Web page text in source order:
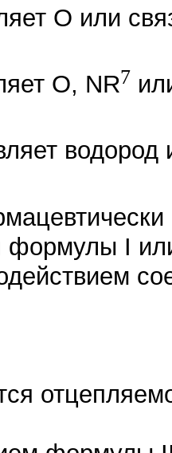
O или
O, NR7
водород
формулы I